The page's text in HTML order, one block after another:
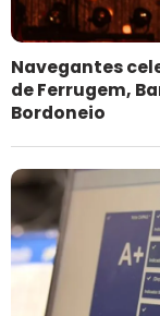
Navegantes
de Ferrugem,
Bordoneio